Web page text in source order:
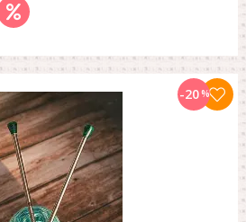
-20%